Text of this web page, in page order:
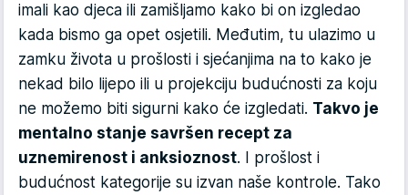
imali kao djeca ili zamišljamo kako bi on izgledao
kada bismo ga opet osjetili. Međutim, tu ulazimo u
zamku života u prošlosti i sjećanjima na to kako je
nekad bilo lijepo ili u projekciju budućnosti za koju
ne možemo biti sigurni kako će izgledati. Takvo je
mentalno stanje savršen recept za
uznemirenost i anksioznost. I prošlost i
budućnost kategorije su izvan naše kontrole. Tako